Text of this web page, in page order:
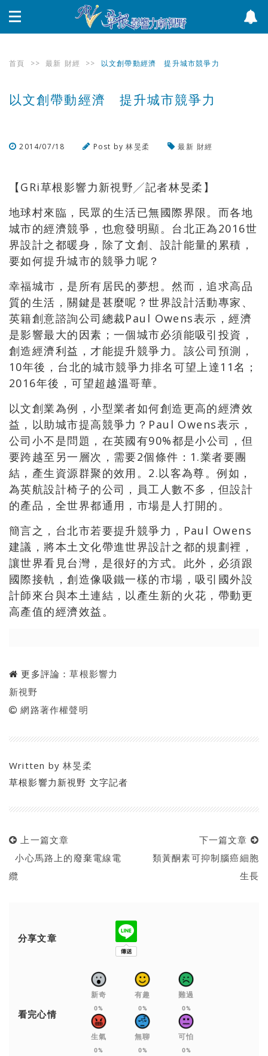
首頁 >> 最新 財經 >> 以文創帶動經濟 提升城市競爭力
以文創帶動經濟 提升城市競爭力
2014/07/18 Post by林旻柔 最新 財經
【GRi草根影響力新視野╱記者林旻柔】
地球村來臨，民眾的生活已無國際界限。而各地
城市的經濟競爭，也愈發明顯。台北正為2016世
界設計之都暖身，除了文創、設計能量的累積，
要如何提升城市的競爭力呢？
幸福城市，是所有居民的夢想。然而，追求高品
質的生活，關鍵是甚麼呢？世界設計活動專家、
英籍創意諮詢公司總裁Paul Owens表示，經濟
是影響最大的因素；一個城市必須能吸引投資，
創造經濟利益，才能提升競爭力。該公司預測，
10年後，台北的城市競爭力排名可望上達11名；
2016年後，可望超越溫哥華。
以文創業為例，小型業者如何創造更高的經濟效
益，以助城市提高競爭力？Paul Owens表示，
公司小不是問題，在英國有90%都是小公司，但
要跨越至另一層次，需要2個條件：1.業者要團
結，產生資源群聚的效用。2.以客為尊。例如，
為英航設計椅子的公司，員工人數不多，但設計
的產品，全世界都通用，市場是人打開的。
簡言之，台北市若要提升競爭力，Paul Owens
建議，將本土文化帶進世界設計之都的規劃裡，
讓世界看見台灣，是很好的方式。此外，必須跟
國際接軌，創造像吸鐵一樣的市場，吸引國外設
計師來台與本土連結，以產生新的火花，帶動更
高產值的經濟效益。
更多評論：草根影響力
新視野
網路著作權聲明
Written by林旻柔
草根影響力新視野 文字記者
上一篇文章
小心馬路上的廢棄電線電
纜
下一篇文章
類黃酮素可抑制腦癌細胞
生長
分享文章
看完心情
新奇
0%
有趣
0%
難過
0%
生氣
0%
無聊
0%
可怕
0%